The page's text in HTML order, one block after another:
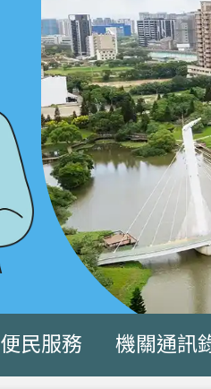
便民服務 機關通訊